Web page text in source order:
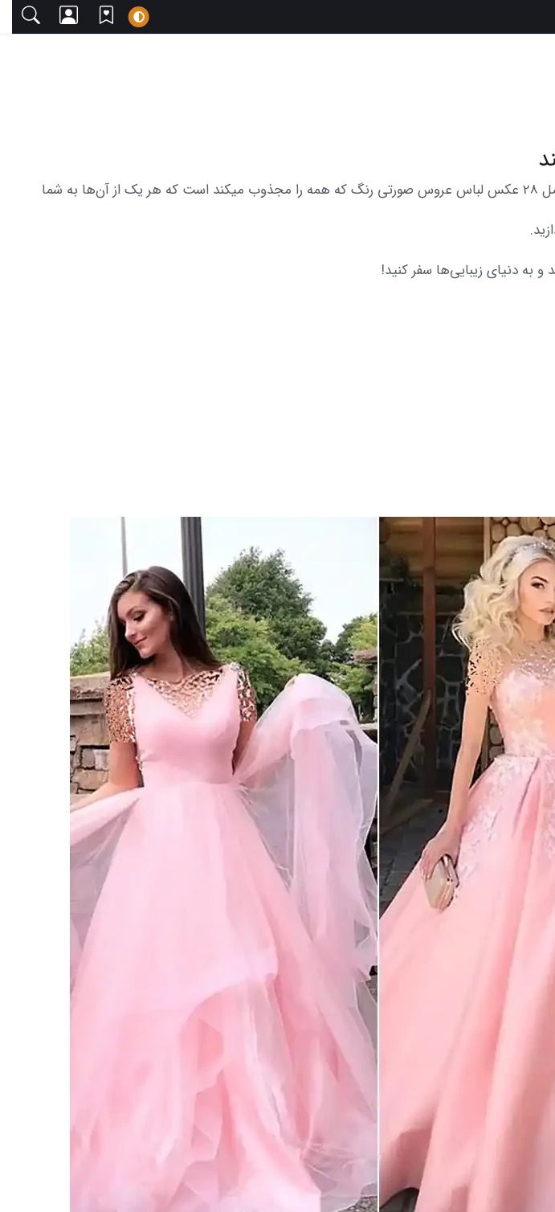
در اینجا شما را به تماشای مجموعه‌ای از عکس‌های متنوع و زیبا دعوت می‌کنیم. این مجموعه شامل 28 عکس لباس عروس صورتی رنگ که همه را مجذوب میکند است که هر یک از آن‌ها به شما
به دنیای زیبایی‌ها سفر کنید!